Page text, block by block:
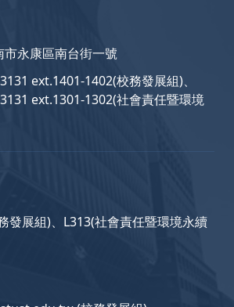
市永康區南台街一號
ext.1401-1402(校務發展組)、
ext.1301-1302(社會責任暨環境
發展組)、L313(社會責任暨環境永續